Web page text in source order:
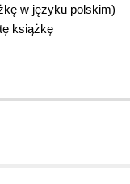
w języku polskim)
książkę